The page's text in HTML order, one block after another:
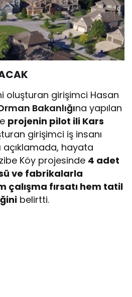
oluşturan girişimci Hasan
Bakanlığına yapılan
projenin pilot ili Kars
girişimci iş insanı
açıklamada, hayata
Köy projesinde 4 adet
ve fabrikalarla
çalışma fırsatı hem tatil
belirtti.